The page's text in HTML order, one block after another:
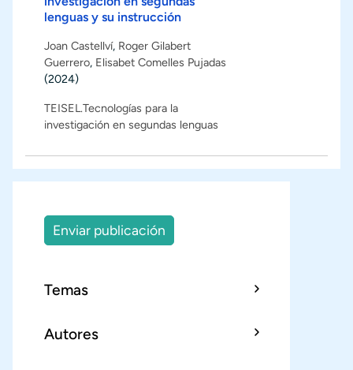
lenguas y su instrucción
Joan Castellví, Roger Gilabert
Guerrero, Elisabet Comelles Pujadas
(2024)
TEISEL.Tecnologías para la
investigación en segundas lenguas
Enviar publicación
Temas
Autores